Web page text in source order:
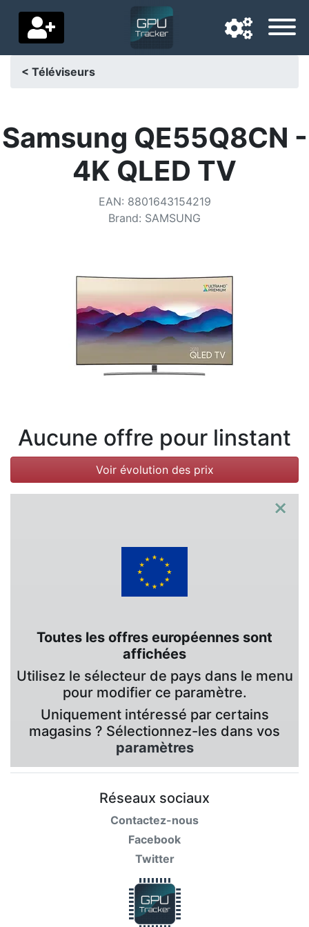
Pays de livraison
Contactez-nous
Conditions
Catégories
< Téléviseurs
Samsung QE55Q8CN -
4K QLED TV
EAN: 8801643154219
Brand: SAMSUNG
Aucune offre pour linstant
Voir évolution des prix
×
Toutes les offres européennes sont
affichées
Utilisez le sélecteur de pays dans le menu
pour modifier ce paramètre.
Uniquement intéressé par certains
magasins ? Sélectionnez-les dans vos
paramètres
Réseaux sociaux
Contactez-nous
Facebook
Twitter